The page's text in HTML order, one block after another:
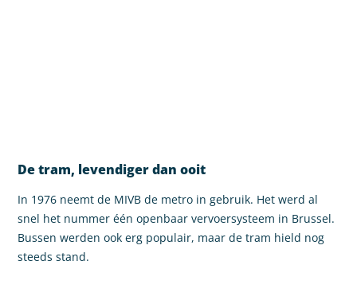
De tram, levendiger dan ooit
In 1976 neemt de MIVB de metro in gebruik. Het werd al
snel het nummer één openbaar vervoersysteem in Brussel.
Bussen werden ook erg populair, maar de tram hield nog
steeds stand.